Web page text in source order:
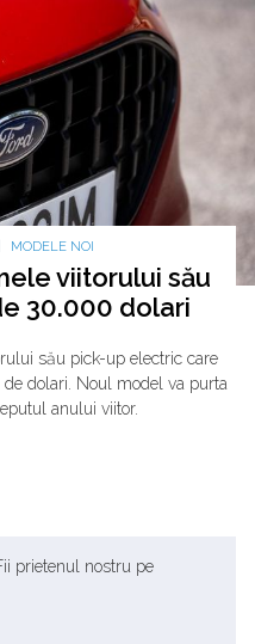
MODELE NOI
viitorului său
30.000 dolari
său pick-up electric care
dolari. Noul model va purta
anului viitor.
prietenul nostru pe